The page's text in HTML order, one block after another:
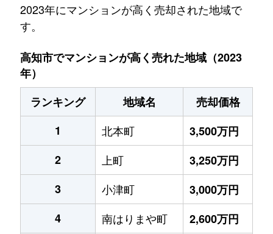
2023年にマンションが高く売却された地域で
す。
高知市でマンションが高く売れた地域（2023
年）
ランキング
地域名
売却価格
1
北本町
3,500万円
2
上町
3,250万円
3
小津町
3,000万円
4
南はりまや町
2,600万円